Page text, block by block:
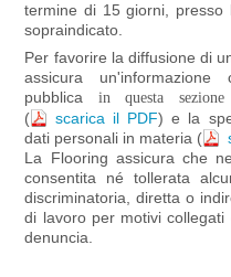
termine di 15 giorni, presso
sopraindicato.
Per favorire la diffusione di
assicura
pubblica in questa
(
scarica il PDF) e la
dati personali in materia (
La Flooring assicura che
consentita né tollerata
discriminatoria, diretta o
di lavoro per motivi
denuncia.